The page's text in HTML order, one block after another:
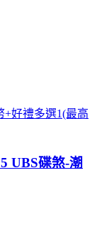
+好禮多選1(最高
UBS碟煞-潮